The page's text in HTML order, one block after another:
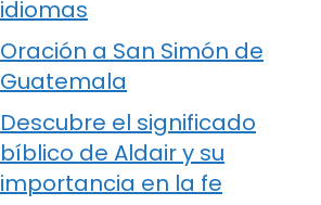
idiomas
Oración a San Simón de
Guatemala
Descubre el significado
bíblico de Aldair y su
importancia en la fe